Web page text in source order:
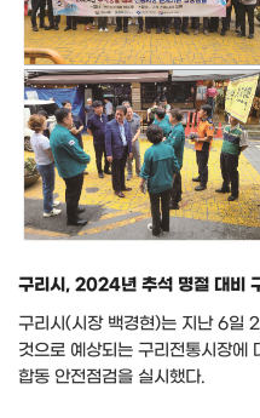
구리시, 2024년 추석 명절 대비
구리시(시장 백경현)는 지난 6일
것으로 예상되는 구리전통시장에
합동 안전점검을 실시했다.